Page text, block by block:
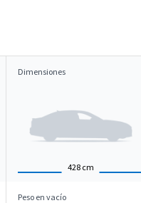
Dimensiones
428 cm
Peso en vacío